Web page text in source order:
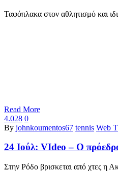
Ταφόπλακα στον αθλητισμό και
Read More
4.028 0
By johnkoumentos67 tennis Web
24 Ιούλ: VIdeo – Ο
Στην Ρόδο βρισκεται από χτες η